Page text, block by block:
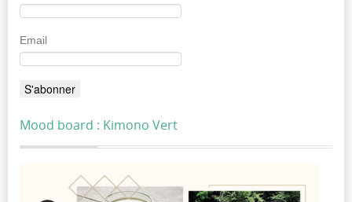
Email
Mood board : Kimono Vert